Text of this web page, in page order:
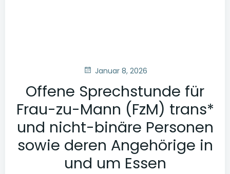
Januar 8, 2026
Offene Sprechstunde für
Frau-zu-Mann (FzM) trans*
und nicht-binäre Personen
sowie deren Angehörige in
und um Essen